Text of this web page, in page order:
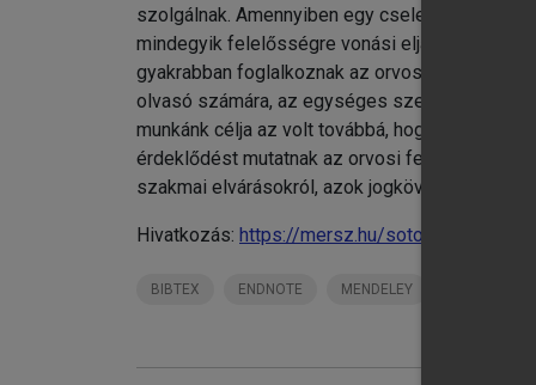
szolgálnak. Amennyiben egy cselekmény
mindegyik felelősségre vonási eljárás is
gyakrabban foglalkoznak az orvosok, a
olvasó számára, az egységes szemlélet
munkánk célja az volt továbbá, hogy
érdeklődést mutatnak az orvosi felelősség
szakmai elvárásokról, azok
Hivatkozás: https://mersz.hu/sotonyi-orvosi-
BIBTEX ENDNOTE MENDELEY